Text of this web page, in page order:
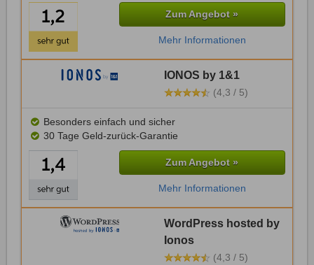
Zum Angebot »
Mehr Informationen
IONOS by 1&1
(4,3 / 5)
Besonders einfach und sicher
30 Tage Geld-zurück-Garantie
Zum Angebot »
Mehr Informationen
WordPress hosted by
Ionos
(4,3 / 5)